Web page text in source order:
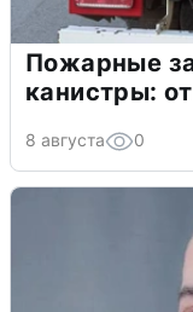
Пожарные
канистры:
8 августа 0